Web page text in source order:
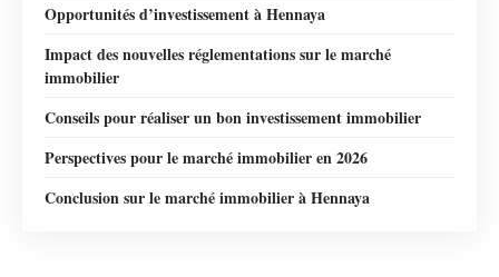
Opportunités d’investissement à Hennaya
Impact des nouvelles réglementations sur le marché
immobilier
Conseils pour réaliser un bon investissement immobilier
Perspectives pour le marché immobilier en 2026
Conclusion sur le marché immobilier à Hennaya